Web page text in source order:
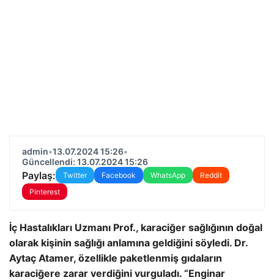
admin•13.07.2024 15:26•
Güncellendi: 13.07.2024 15:26
Paylaş: Twitter Facebook WhatsApp
Reddit
Pinterest
İç Hastalıkları Uzmanı Prof., karaciğer sağlığının doğal
olarak kişinin sağlığı anlamına geldiğini söyledi. Dr.
Aytaç Atamer, özellikle paketlenmiş gıdaların
karaciğere zarar verdiğini vurguladı. “Enginar